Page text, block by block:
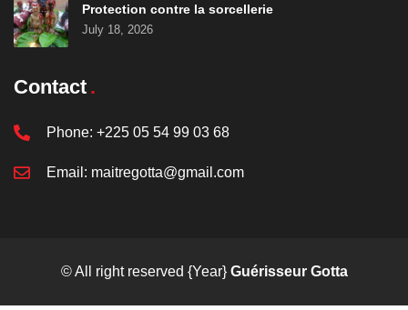
Protection contre la sorcellerie
July 18, 2026
Contact
Phone: +225 05 54 99 03 68
Email: maitregotta@gmail.com
© All right reserved {Year} Guérisseur Gotta